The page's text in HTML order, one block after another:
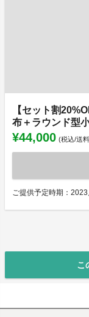
【セット割
布＋ラウンド型
¥44,000 (税込/送
ご提供予定時期：
こ